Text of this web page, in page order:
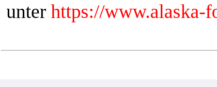
unter https://www.alaska-